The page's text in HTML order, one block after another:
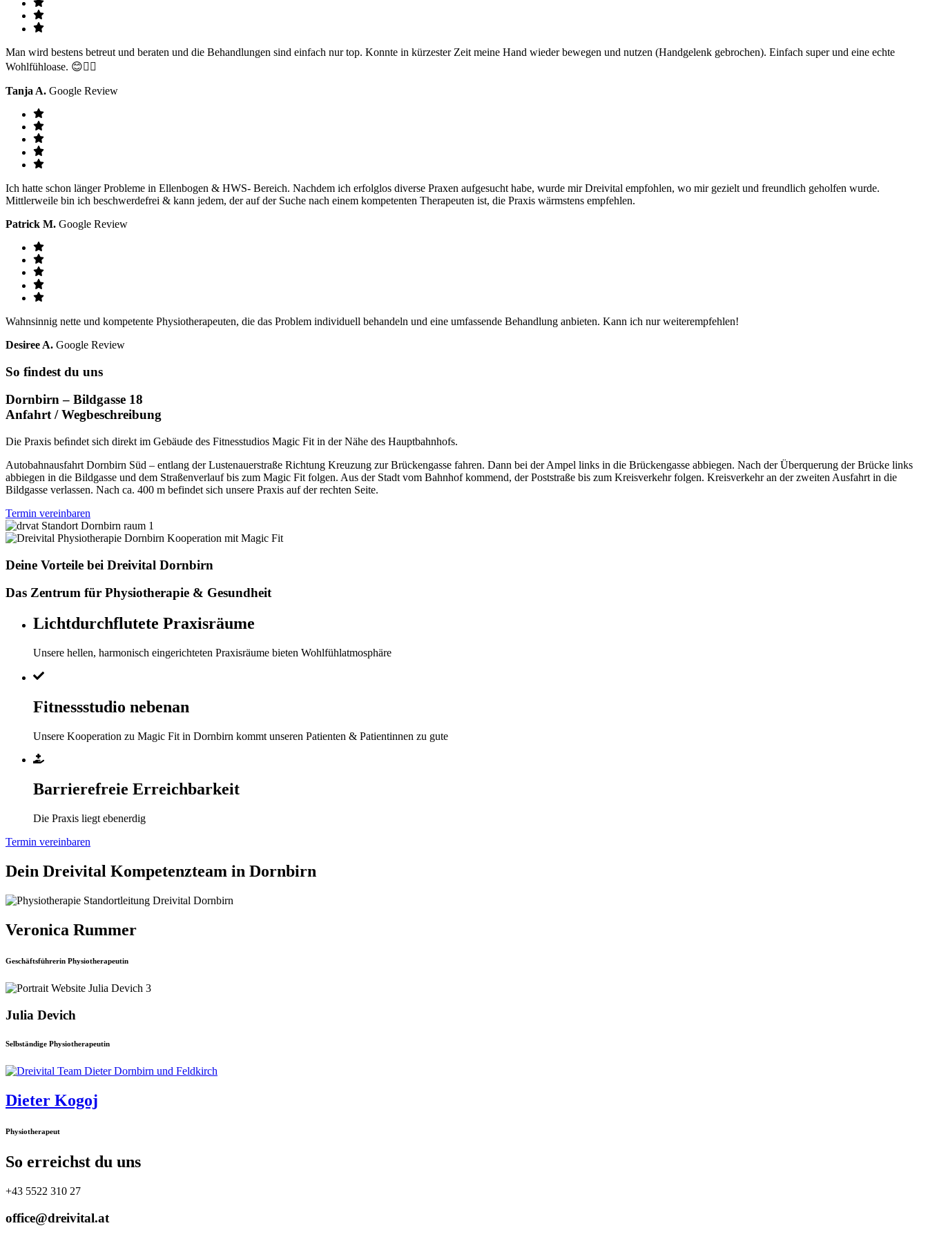
Man wird bestens betreut und beraten und die Behandlungen sind einfach nur top. Konnte in kürzester Zeit meine Hand wieder bewegen und nutzen (Handgelenk gebrochen). Einfach super und eine echte
Wohlfühloase. 😊👌🏻
Tanja A. Google Review
Ich hatte schon länger Probleme in Ellenbogen & HWS- Bereich. Nachdem ich erfolglos diverse Praxen aufgesucht habe, wurde mir Dreivital empfohlen, wo mir gezielt und freundlich geholfen wurde.
Mittlerweile bin ich beschwerdefrei & kann jedem, der auf der Suche nach einem kompetenten Therapeuten ist, die Praxis wärmstens empfehlen.
Patrick M. Google Review
Wahnsinnig nette und kompetente Physiotherapeuten, die das Problem individuell behandeln und eine umfassende Behandlung anbieten. Kann ich nur weiterempfehlen!
Desiree A. Google Review
So findest du uns
Dornbirn – Bildgasse 18
Anfahrt / Wegbeschreibung
Die Praxis beﬁndet sich direkt im Gebäude des Fitnesstudios Magic Fit in der Nähe des Hauptbahnhofs.
Autobahnausfahrt Dornbirn Süd – entlang der Lustenauerstraße Richtung Kreuzung zur Brückengasse fahren. Dann bei der Ampel links in die Brückengasse abbiegen. Nach der Überquerung der Brücke links
abbiegen in die Bildgasse und dem Straßenverlauf bis zum Magic Fit folgen. Aus der Stadt vom Bahnhof kommend, der Poststraße bis zum Kreisverkehr folgen. Kreisverkehr an der zweiten Ausfahrt in die
Bildgasse verlassen. Nach ca. 400 m befindet sich unsere Praxis auf der rechten Seite.
Termin vereinbaren
Deine Vorteile bei Dreivital Dornbirn
Das Zentrum für Physiotherapie & Gesundheit
Lichtdurchflutete Praxisräume
Unsere hellen, harmonisch eingerichteten Praxisräume bieten Wohlfühlatmosphäre
Fitnessstudio nebenan
Unsere Kooperation zu Magic Fit in Dornbirn kommt unseren Patienten & Patientinnen zu gute
Barrierefreie Erreichbarkeit
Die Praxis liegt ebenerdig
Termin vereinbaren
Dein Dreivital Kompetenzteam in Dornbirn
Veronica Rummer
Geschäftsführerin Physiotherapeutin
Julia Devich
Selbständige Physiotherapeutin
Dieter Kogoj
Physiotherapeut
So erreichst du uns
+43 5522 310 27
office@dreivital.at